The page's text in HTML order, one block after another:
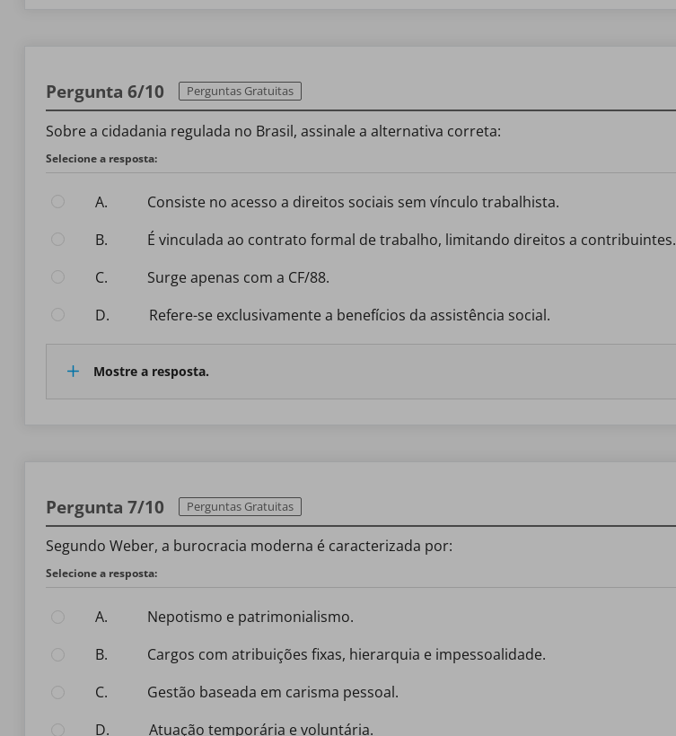
Pergunta 6/10 Perguntas Gratuitas
Sobre a cidadania regulada no Brasil, assinale a alternativa correta:
Selecione a resposta:
A.
Consiste no acesso a direitos sociais sem vínculo trabalhista.
B.
É vinculada ao contrato formal de trabalho, limitando direitos a contribuintes.
C.
Surge apenas com a CF/88.
D.
Refere-se exclusivamente a benefícios da assistência social.
Mostre a resposta.
Pergunta 7/10 Perguntas Gratuitas
Segundo Weber, a burocracia moderna é caracterizada por:
Selecione a resposta:
A.
Nepotismo e patrimonialismo.
B.
Cargos com atribuições fixas, hierarquia e impessoalidade.
C.
Gestão baseada em carisma pessoal.
D.
Atuação temporária e voluntária.